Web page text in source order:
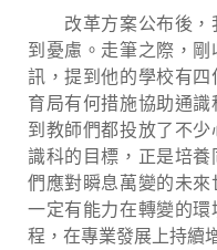
改革方案公布後，
到憂慮。走筆之際，
訊，提到他的學校有
育局有何措施協助通
到教師們都投放了不
識科的目標，正是培
們應對瞬息萬變的未
一定有能力在轉變的
程，在專業發展上持續